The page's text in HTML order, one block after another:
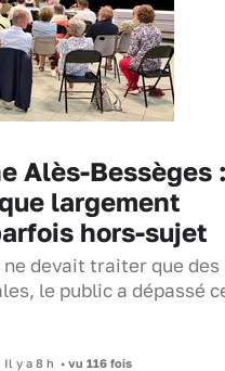
Alès-Bessèges
largement
hors-sujet
devait traiter que des
le public a dépassé
Il y a 8 h •vu 116 fois